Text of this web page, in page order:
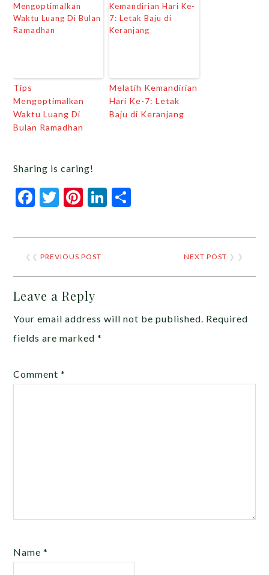
Tips
Mengoptimalkan
Waktu Luang Di
Bulan Ramadhan
Melatih Kemandirian
Hari Ke-7: Letak
Baju di Keranjang
Sharing is caring!
Facebook
Twitter
Pinterest
LinkedIn
❮❮PREVIOUS POST NEXT POST ❯ ❯
Leave a Reply
Your email address will not be published. Required
fields are marked*
Comment*
Name*